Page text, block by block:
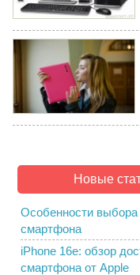
Новые
Особенности выбора
смартфона
iPhone 16e: обзор
смартфона от Apple